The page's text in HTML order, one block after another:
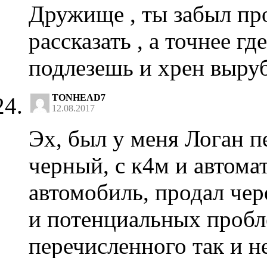
Дружище , ты забыл
рассказать , а точнее
подлезешь и хрен
TONHEAD7
12.08.2017
Эх, был у меня Логан
черный, с к4м и
автомобиль, продал
и потенциальных
перечисленного так и